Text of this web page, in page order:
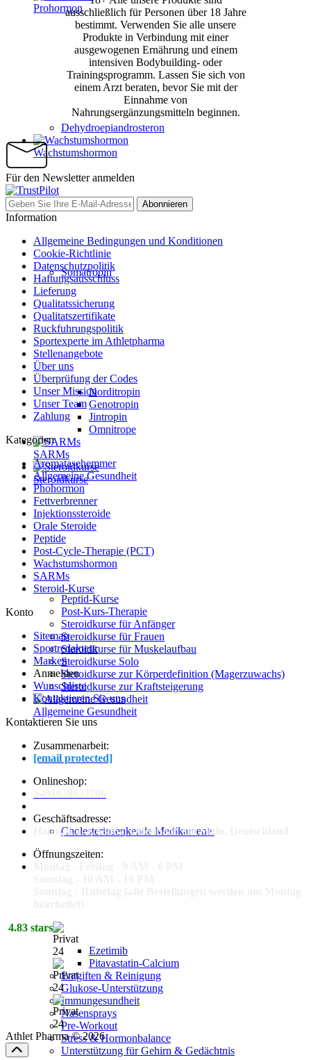
Prohormon
Dehydroepiandrosteron
Wachstumshormon
Somatropin
Norditropin
Genotropin
Jintropin
Omnitrope
SARMs
Steroidkurse
Peptid-Kurse
Post-Kurs-Therapie
Steroidkurse für Anfänger
Steroidkurse für Frauen
Steroidkurse für Muskelaufbau
Steroidkurse Solo
Steroidkurse zur Körperdefinition (Magerzuwachs)
Steroidkurse zur Kraftsteigerung
Allgemeine Gesundheit
Cholesterinsenkende Medikamente
Ezetimib
Pitavastatin-Calcium
Entgiften & Reinigung
Glukose-Unterstützung
Immungesundheit
Nasensprays
Pre-Workout
Stress & Hormonbalance
Unterstützung für Gehirn & Gedächtnis
ausschließlich für Personen über 18 Jahre
bestimmt. Verwenden Sie alle unsere
Produkte in Verbindung mit einer
ausgewogenen Ernährung und einem
intensiven Bodybuilding- oder
Trainingsprogramm. Lassen Sie sich von
einem Arzt beraten, bevor Sie mit der
Einnahme von
Nahrungsergänzungsmitteln beginnen.
Für den Newsletter anmelden
Abonnieren
Information
Allgemeine Bedingungen und Konditionen
Cookie-Richtlinie
Datenschutzpolitik
Haftungsausschluss
Lieferung
Qualitatssicherung
Qualitatszertifikate
Ruckfuhrungspolitik
Sportexperte im Athletpharma
Stellenangebote
Über uns
Überprüfung der Codes
Unser Mission
Unser Team
Zahlung
Kategorien
Aromatasehemmer
Allgemeine Gesundheit
Phohormon
Fettverbrenner
Injektionssteroide
Orale Steroide
Peptide
Post-Cycle-Therapie (PCT)
Wachstumshormon
SARMs
Steroid-Kurse
Konto
Sitemap
Sportredakteur
Marken
Anmelden
Wunschliste
Kontaktieren Sie uns
Kontaktieren Sie uns
Zusammenarbeit:
[email protected]
Onlineshop:
Geschäftsadresse:
Hafenpl. 1-3, 63067, Offenbach am Main, Deutschland
Öffnungszeiten:
4.83 stars
Athlet Pharma © 2026